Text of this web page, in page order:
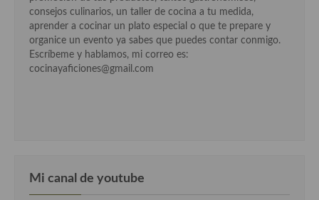
consejos culinarios, un taller de cocina a tu medida,
aprender a cocinar un plato especial o que te prepare y
organice un evento ya sabes que puedes contar conmigo.
Escríbeme y hablamos, mi correo es:
cocinayaficiones@gmail.com
Mi canal de youtube